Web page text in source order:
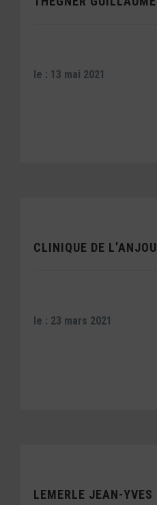
le : 13 mai 2021
CLINIQUE DE L’ANJOU
le : 23 mars 2021
LEMERLE JEAN-YVES